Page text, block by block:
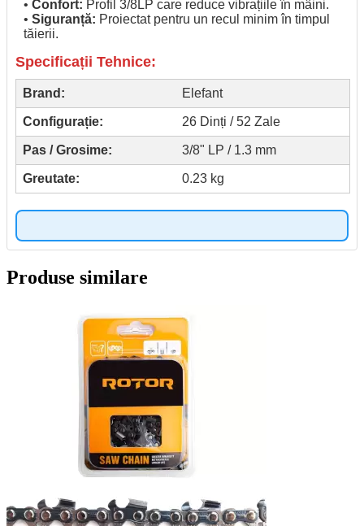
• Confort: Profil 3/8LP care reduce vibrațiile în mâini.
• Siguranță: Proiectat pentru un recul minim în timpul
tăierii.
Specificații Tehnice:
Brand: Elefant
Configurație: 26 Dinți / 52 Zale
Pas / Grosime: 3/8" LP / 1.3 mm
Greutate: 0.23 kg
Produse similare